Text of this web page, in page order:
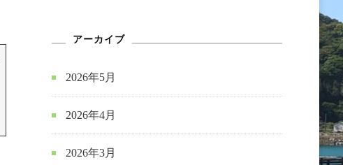
アーカイブ
2026年5月
2026年4月
2026年3月